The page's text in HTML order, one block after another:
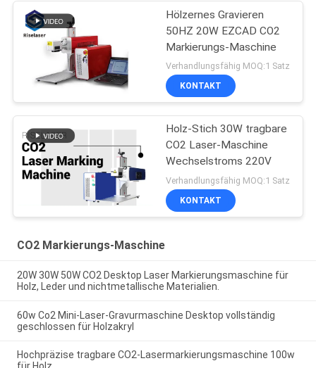
Hölzernes Gravieren
50HZ 20W EZCAD CO2
Markierungs-Maschine
Verhandlungsfähig MOQ:1 Satz
KONTAKT
Holz-Stich 30W tragbare
CO2 Laser-Maschine
Wechselstroms 220V
Verhandlungsfähig MOQ:1 Satz
KONTAKT
CO2 Markierungs-Maschine
20W 30W 50W CO2 Desktop Laser Markierungsmaschine für
Holz, Leder und nichtmetallische Materialien.
60w Co2 Mini-Laser-Gravurmaschine Desktop vollständig
geschlossen für Holzakryl
Hochpräzise tragbare CO2-Lasermarkierungsmaschine 100w